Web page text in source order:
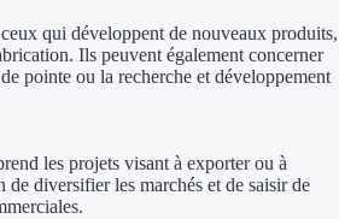
Aides Urssaf
Prêts publics
Prêt
qui développent de nouveaux produits,
Ils peuvent également concerner
pointe ou la recherche et développement
les projets visant à exporter ou à
de diversifier les marchés et de saisir de